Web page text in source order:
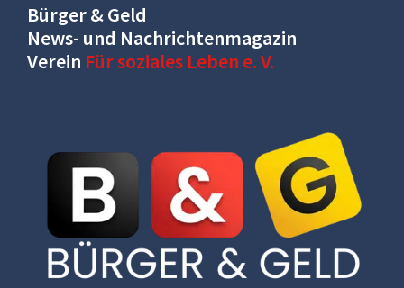
Bürger & Geld
News- und Nachrichtenmagazin
Verein Für soziales Leben e. V.